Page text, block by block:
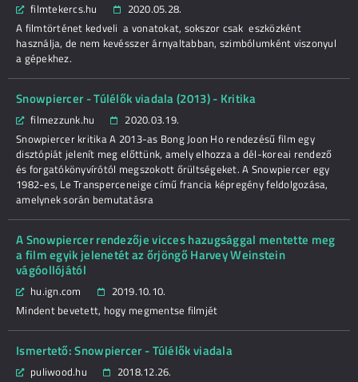
filmtekercs.hu
2020.05.28.
A filmtörténet kedveli a vonatokat, sokszor csak eszközként
használja, de nem kevésszer árnyaltabban, szimbólumként viszonyul
a gépekhez.
Snowpiercer - Túlélők viadala (2013) - Kritika
filmezzunk.hu
2020.03.19.
Snowpiercer kritika A 2013-as Bong Joon Ho rendezésű film egy
disztópiát jelenít meg előttünk, amely elhozza a dél-koreai rendező
és forgatókönyvírótól megszokott őrültségeket. A Snowpiercer egy
1982-es, Le Transperceneige című francia képregény feldolgozása,
amelynek során bemutatásra
A Snowpiercer rendezője vicces hazugsággal mentette meg
a film egyik jelenetét az őrjöngő Harvey Weinstein
vágóollójától
hu.ign.com
2019.10.10.
Mindent bevetett, hogy megmentse filmjét
Ismertető: Snowpiercer - Túlélők viadala
puliwood.hu
2018.12.26.